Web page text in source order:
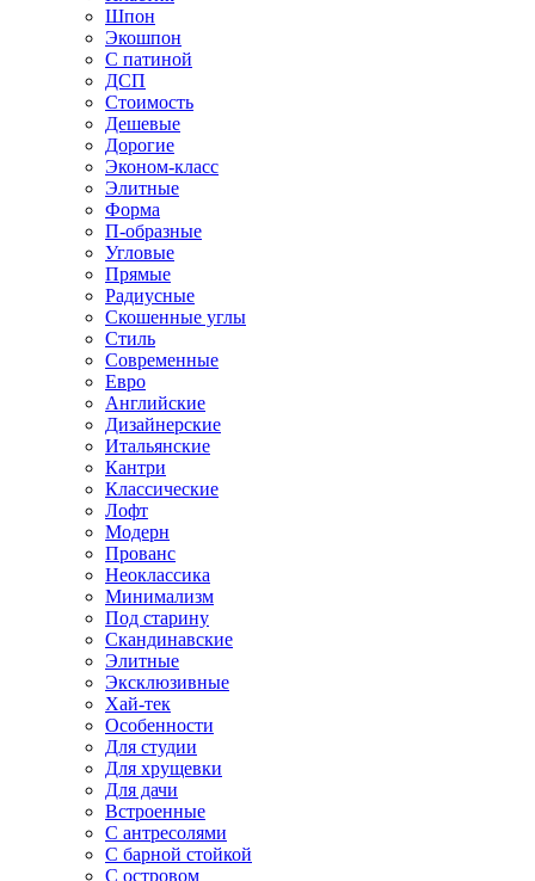
Шпон
Экошпон
С патиной
ДСП
Стоимость
Дешевые
Дорогие
Эконом-класс
Элитные
Форма
П-образные
Угловые
Прямые
Радиусные
Скошенные углы
Стиль
Современные
Евро
Английские
Дизайнерские
Итальянские
Кантри
Классические
Лофт
Модерн
Прованс
Неоклассика
Минимализм
Под старину
Скандинавские
Элитные
Эксклюзивные
Хай-тек
Особенности
Для студии
Для хрущевки
Для дачи
Встроенные
С антресолями
С барной стойкой
С островом